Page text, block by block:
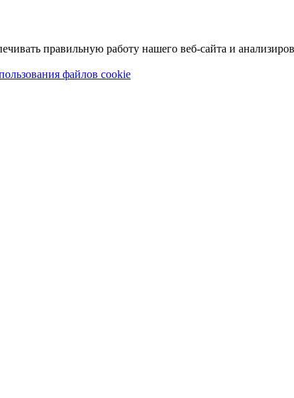
правильную работу нашего веб-сайта и
файлов cookie